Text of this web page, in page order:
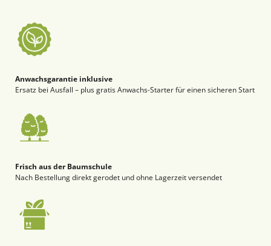
Anwachsgarantie inklusive
Ersatz bei Ausfall – plus gratis Anwachs-Starter für einen sicheren Start
Frisch aus der Baumschule
Nach Bestellung direkt gerodet und ohne Lagerzeit versendet